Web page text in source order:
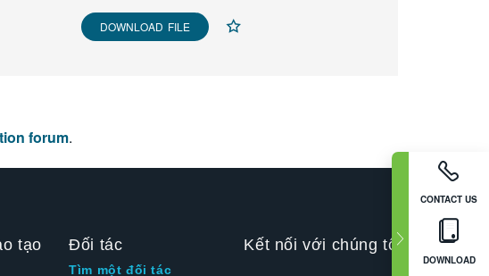
CONTACT US
DOWNLOAD
DOWNLOAD FILE
forum.
tạo Đối tác
Tìm một đối tác
Kết nối với chúng tôi